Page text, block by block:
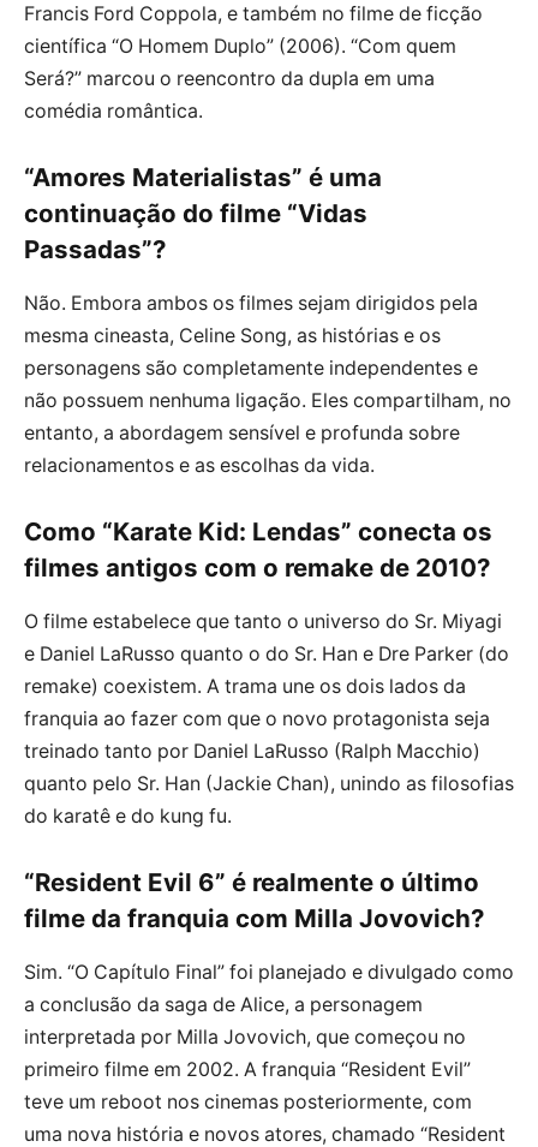
Francis Ford Coppola, e também no filme de ficção
científica “O Homem Duplo” (2006). “Com quem
Será?” marcou o reencontro da dupla em uma
comédia romântica.
“Amores Materialistas” é uma
continuação do filme “Vidas
Passadas”?
Não. Embora ambos os filmes sejam dirigidos pela
mesma cineasta, Celine Song, as histórias e os
personagens são completamente independentes e
não possuem nenhuma ligação. Eles compartilham, no
entanto, a abordagem sensível e profunda sobre
relacionamentos e as escolhas da vida.
Como “Karate Kid: Lendas” conecta os
filmes antigos com o remake de 2010?
O filme estabelece que tanto o universo do Sr. Miyagi
e Daniel LaRusso quanto o do Sr. Han e Dre Parker (do
remake) coexistem. A trama une os dois lados da
franquia ao fazer com que o novo protagonista seja
treinado tanto por Daniel LaRusso (Ralph Macchio)
quanto pelo Sr. Han (Jackie Chan), unindo as filosofias
do karatê e do kung fu.
“Resident Evil 6” é realmente o último
filme da franquia com Milla Jovovich?
Sim. “O Capítulo Final” foi planejado e divulgado como
a conclusão da saga de Alice, a personagem
interpretada por Milla Jovovich, que começou no
primeiro filme em 2002. A franquia “Resident Evil”
teve um reboot nos cinemas posteriormente, com
uma nova história e novos atores, chamado “Resident